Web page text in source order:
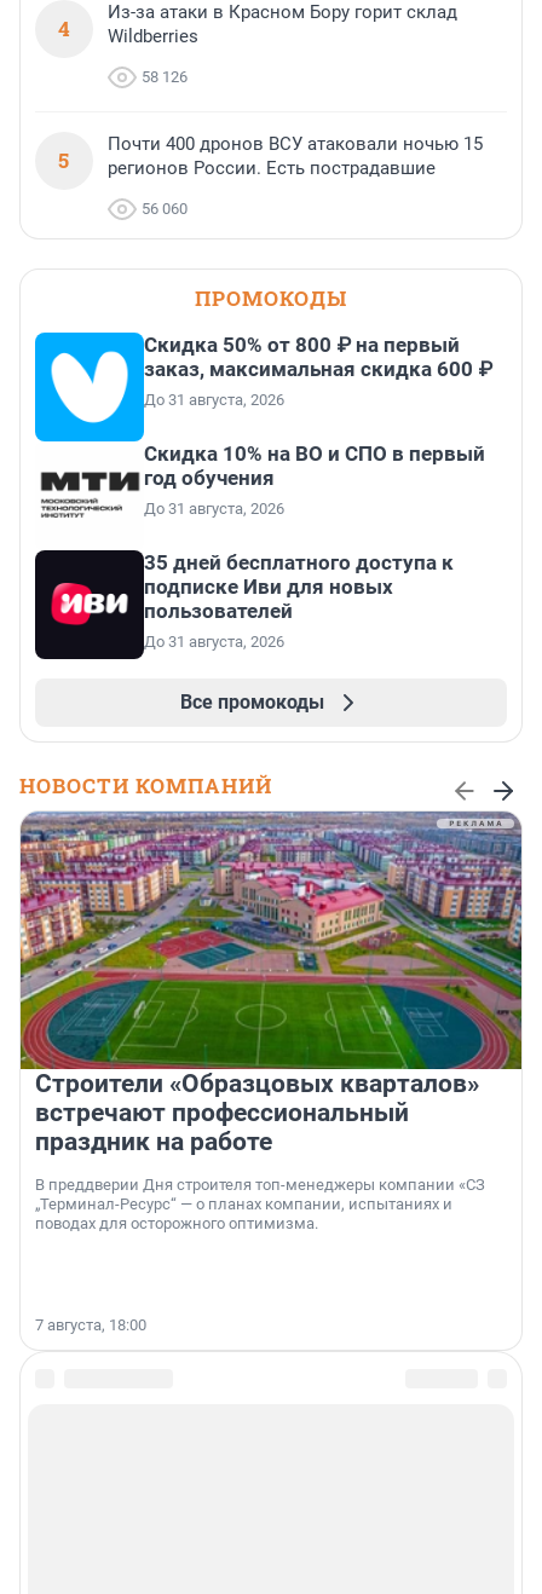
4
Из-за атаки в Красном Бору горит склад
Wildberries
58 126
5
Почти 400 дронов ВСУ атаковали ночью 15
регионов России. Есть пострадавшие
56 060
ПРОМОКОДЫ
Скидка 50% от 800 ₽ на первый
заказ, максимальная скидка 600 ₽
До 31 августа, 2026
Скидка 10% на ВО и СПО в первый
год обучения
До 31 августа, 2026
35 дней бесплатного доступа к
подписке Иви для новых
пользователей
До 31 августа, 2026
Все промокоды
НОВОСТИ КОМПАНИЙ
Строители «Образцовых кварталов»
встречают профессиональный
праздник на работе
В преддверии Дня строителя топ-менеджеры компании «СЗ
„Терминал-Ресурс“ — о планах компании, испытаниях и
поводах для осторожного оптимизма.
7 августа, 18:00